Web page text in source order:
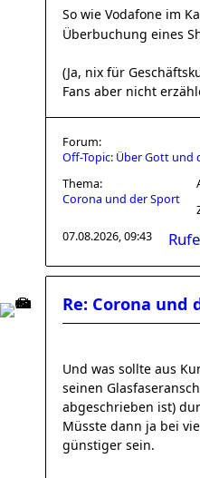
So wie Vodafone im
Überbuchung eines
(Ja, nix für
Fans aber nicht
Forum:
Off-Topic: Über Gott und
Thema:
Corona und der Sport
07.08.2026, 09:43
Re: Corona und
Und was sollte aus
seinen
abgeschrieben ist)
Müsste dann ja bei
günstiger sein.